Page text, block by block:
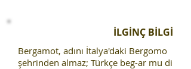
İLGİNÇ BİLGİ
Bergamot, adını İtalya'daki Bergomo
şehrinden almaz; Türkçe beg-ar mu di